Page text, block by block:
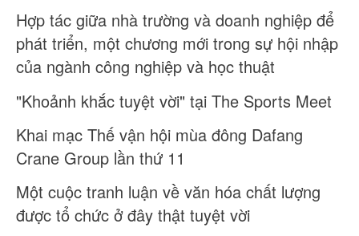
Hợp tác giữa nhà trường và doanh nghiệp để
phát triển, một chương mới trong sự hội nhập
của ngành công nghiệp và học thuật
"Khoảnh khắc tuyệt vời" tại The Sports Meet
Khai mạc Thế vận hội mùa đông Dafang
Crane Group lần thứ 11
Một cuộc tranh luận về văn hóa chất lượng
được tổ chức ở đây thật tuyệt vời